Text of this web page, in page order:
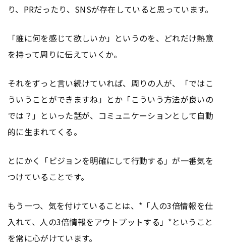
り、PRだったり、SNSが存在していると思っています。
「誰に何を感じて欲しいか」というのを、どれだけ熱意
を持って周りに伝えていくか。
それをずっと言い続けていれば、周りの人が、「ではこ
ういうことができますね」とか「こういう方法が良いの
では？」といった話が、コミュニケーションとして自動
的に生まれてくる。
とにかく「ビジョンを明確にして行動する」が一番気を
つけていることです。
もう一つ、気を付けていることは、*「人の3倍情報を仕
入れて、人の3倍情報をアウトプットする」*ということ
を常に心がけています。